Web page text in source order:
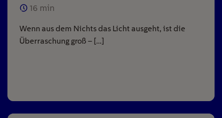
16 min
Wenn aus dem Nichts das Licht ausgeht, ist die
Überraschung groß – […]